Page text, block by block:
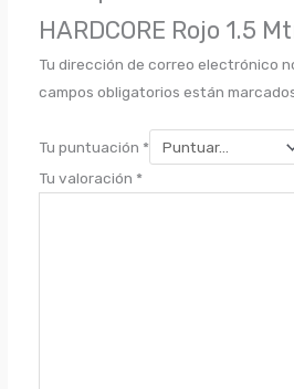
HARDCORE Rojo 1.5
Tu dirección de correo electrónico
campos obligatorios están
Tu puntuación *
Tu valoración *